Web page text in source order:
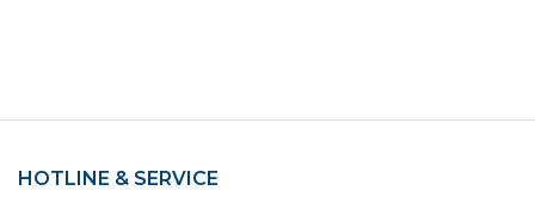
HOTLINE & SERVICE